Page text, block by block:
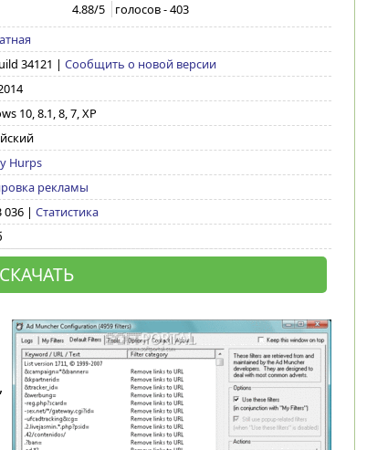
4.88/5 голосов -403
34121 | Сообщить о новой версии
10, 8.1, 8, 7, XP
Hurps
рекламы
036 | Статистика
СКАЧАТЬ